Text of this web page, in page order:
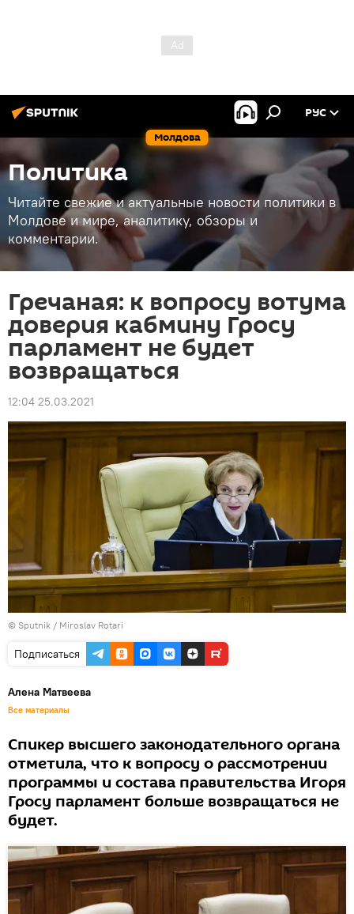
Молдова
РУС
Политика
Читайте свежие и актуальные новости политики в
Молдове и мире, аналитику, обзоры и
комментарии.
Гречаная: к вопросу вотума
доверия кабмину Гросу
парламент не будет
возвращаться
12:04 25.03.2021
© Sputnik / Miroslav Rotari
Подписаться
Алена Матвеева
Все материалы
Спикер высшего законодательного органа
отметила, что к вопросу о рассмотрении
программы и состава правительства Игоря
Гросу парламент больше возвращаться не
будет.